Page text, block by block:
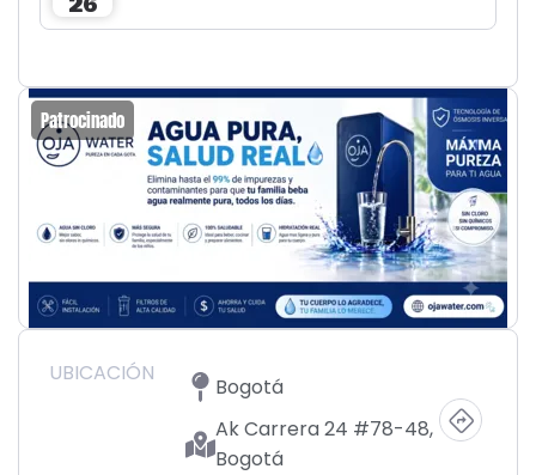
Patrocinado
UBICACIÓN
Bogotá
Ak Carrera 24 #78-48,
Bogotá